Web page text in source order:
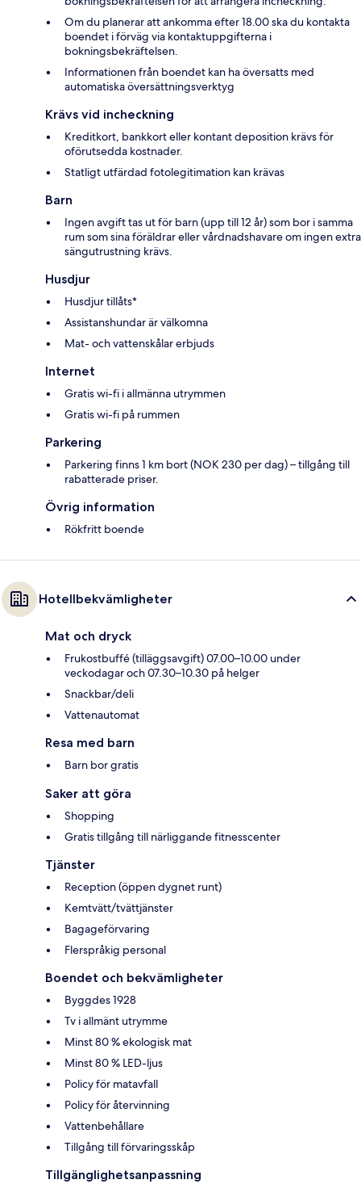
Om du planerar att ankomma efter 18.00 ska du kontakta
boendet i förväg via kontaktuppgifterna i
bokningsbekräftelsen.
Informationen från boendet kan ha översatts med
automatiska översättningsverktyg
Krävs vid incheckning
Kreditkort, bankkort eller kontant deposition krävs för
oförutsedda kostnader.
Statligt utfärdad fotolegitimation kan krävas
Barn
Ingen avgift tas ut för barn (upp till 12 år) som bor i samma
rum som sina föräldrar eller vårdnadshavare om ingen extra
sängutrustning krävs.
Husdjur
Husdjur tillåts*
Assistanshundar är välkomna
Mat- och vattenskålar erbjuds
Internet
Gratis wi-fi i allmänna utrymmen
Gratis wi-fi på rummen
Parkering
Parkering finns 1 km bort (NOK 230 per dag) – tillgång till
rabatterade priser.
Övrig information
Rökfritt boende
Hotellbekvämligheter
Mat och dryck
Frukostbuffé (tilläggsavgift) 07.00–10.00 under
veckodagar och 07.30–10.30 på helger
Snackbar/deli
Vattenautomat
Resa med barn
Barn bor gratis
Saker att göra
Shopping
Gratis tillgång till närliggande fitnesscenter
Tjänster
Reception (öppen dygnet runt)
Kemtvätt/tvättjänster
Bagageförvaring
Flerspråkig personal
Boendet och bekvämligheter
Byggdes 1928
Tv i allmänt utrymme
Minst 80 % ekologisk mat
Minst 80 % LED-ljus
Policy för matavfall
Policy för återvinning
Vattenbehållare
Tillgång till förvaringsskåp
Tillgänglighetsanpassning